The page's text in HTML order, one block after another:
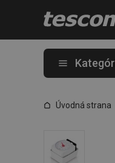
Úvodná strana